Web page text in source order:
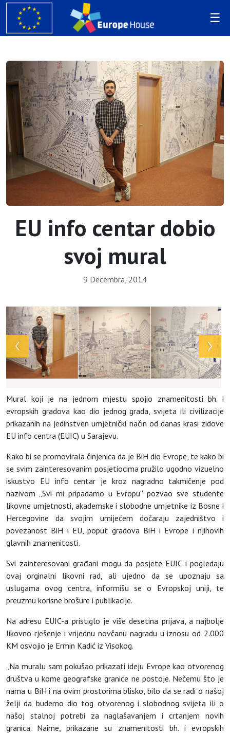
EU info centar dobio
svoj mural
9 Decembra, 2014
Mural koji je na jednom mjestu spojio znamenitosti bh. i
evropskih gradova kao dio jednog grada, svijeta ili civilizacije
prikazanih na jedinstven umjetnički način od danas krasi zidove
EU info centra (EUIC) u Sarajevu.
Kako bi se promovirala činjenica da je BiH dio Evrope, te kako bi
se svim zainteresovanim posjetiocima pružilo ugodno vizuelno
iskustvo EU info centar je kroz nagradno takmičenje pod
nazivom „Svi mi pripadamo u Evropu“ pozvao sve studente
likovne umjetnosti, akademske i slobodne umjetnike iz Bosne i
Hercegovine da svojim umijećem dočaraju zajedništvo i
povezanost BiH i EU, poput gradova BiH i Evrope i njihovih
glavnih znamenitosti.
Svi zainteresovani građani mogu da posjete EUIC i pogledaju
ovaj orginalni likovni rad, ali ujedno da se upoznaju sa
uslugama ovog centra, informišu se o Evropskoj uniji, te
preuzmu korisne brošure i publikacije.
Na adresu EUIC-a pristiglo je više desetina prijava, a najbolje
likovno rješenje i vrijednu novčanu nagradu u iznosu od 2.000
KM osvojio je Ermin Kadić iz Visokog.
„Na muralu sam pokušao prikazati ideju Evrope kao otvorenog
društva u kome geografske granice ne postoje. Nečemu što je
nama u BiH i na ovim prostorima blisko, bilo da se radi o našoj
želji da budemo dio tog otvorenog i slobodnog svijeta ili o
našoj stalnoj potrebi za naglašavanjem i crtanjem novih
granica. Naime, prikazane su znamenitosti bh. i evropskih